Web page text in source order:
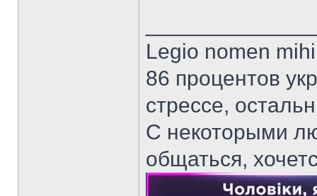
Legio nomen
86 процентов
стрессе,
С некоторыми
общаться,